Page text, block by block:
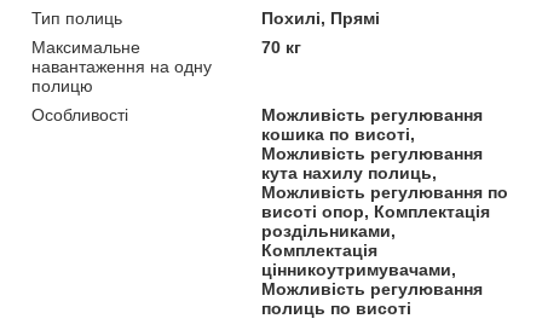
Тип полиць
Похилі, Прямі
Максимальне
навантаження на одну
полицю
70 кг
Особливості
Можливість регулювання
кошика по висоті,
Можливість регулювання
кута нахилу полиць,
Можливість регулювання по
висоті опор, Комплектація
роздільниками,
Комплектація
цінникоутримувачами,
Можливість регулювання
полиць по висоті